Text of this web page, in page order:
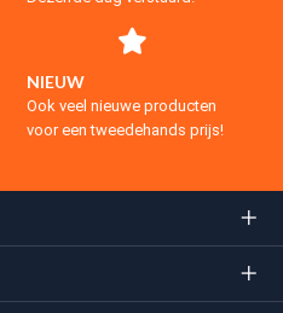
NIEUW
Ook veel nieuwe producten
voor een tweedehands prijs!